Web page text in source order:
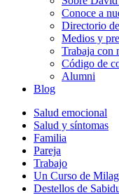
Conoce a
Directorio
Medios y
Trabaja con
Código de
Alumni
Blog
Salud emocional
Salud y síntomas
Familia
Pareja
Trabajo
Un Curso de
Destellos de